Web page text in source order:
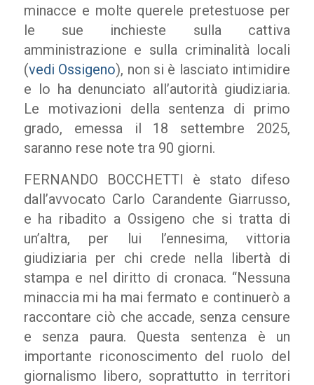
minacce e molte querele pretestuose per
le sue inchieste sulla cattiva
amministrazione e sulla criminalità locali
(vedi Ossigeno), non si è lasciato intimidire
e lo ha denunciato all’autorità giudiziaria.
Le motivazioni della sentenza di primo
grado, emessa il 18 settembre 2025,
saranno rese note tra 90 giorni.
FERNANDO BOCCHETTI è stato difeso
dall’avvocato Carlo Carandente Giarrusso,
e ha ribadito a Ossigeno che si tratta di
un’altra, per lui l’ennesima, vittoria
giudiziaria per chi crede nella libertà di
stampa e nel diritto di cronaca. “Nessuna
minaccia mi ha mai fermato e continuerò a
raccontare ciò che accade, senza censure
e senza paura. Questa sentenza è un
importante riconoscimento del ruolo del
giornalismo libero, soprattutto in territori